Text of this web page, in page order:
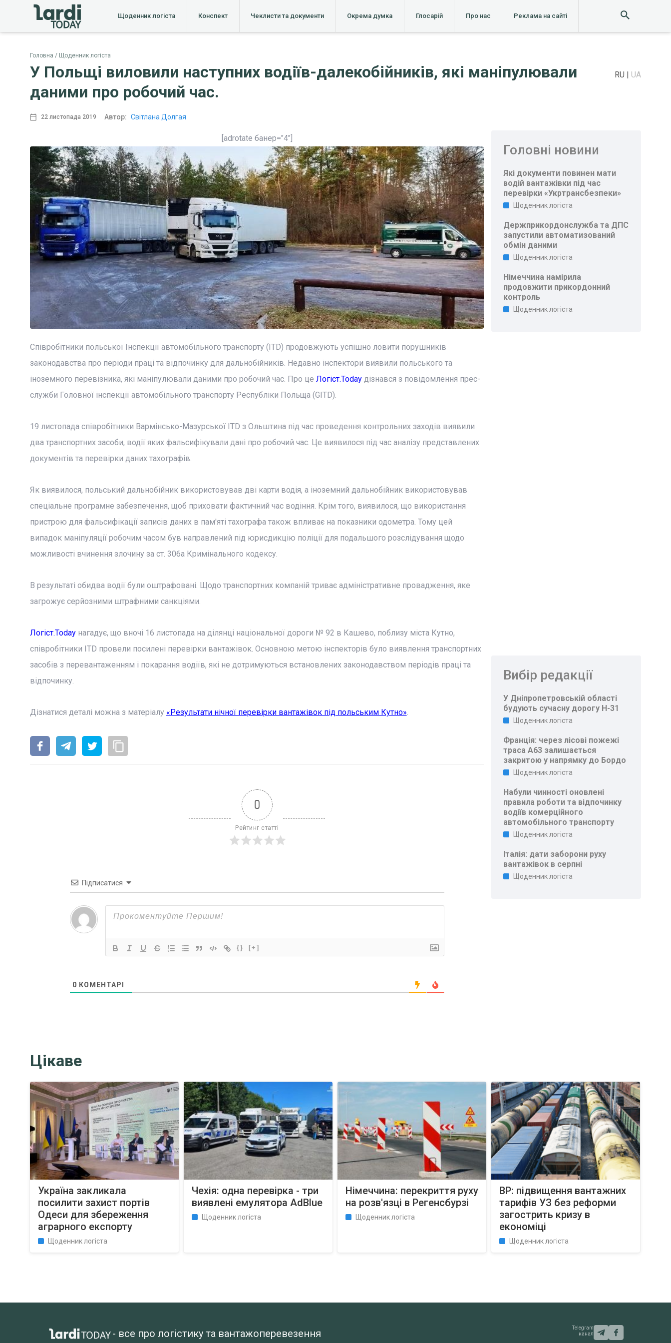
Щоденник логіста Конспект Чеклисти та документи Окрема думка Глосарій Про нас Реклама на сайті
Головна Щоденник логіста
У Польщі виловили наступних водіїв-далекобійників, які маніпулювали
даними про робочий час.
RU UA
22 листопада 2019 Автор: Світлана Долгая
[adrotate банер="4"]
Співробітники польської Інспекції автомобільного транспорту (ITD) продовжують успішно ловити порушників
законодавства про періоди праці та відпочинку для дальнобійників. Недавно інспектори виявили польського та
іноземного перевізника, які маніпулювали даними про робочий час. Про це Логіст.Todayдізнався з повідомлення прес-
служби Головної інспекції автомобільного транспорту Республіки Польща (GITD).
19 листопада співробітники Вармінсько-Мазурської ITD з Ольштина під час проведення контрольних заходів виявили
два транспортних засоби, водії яких фальсифікували дані про робочий час. Це виявилося під час аналізу представлених
документів та перевірки даних тахографів.
Як виявилося, польський дальнобійник використовував дві карти водія, а іноземний дальнобійник використовував
спеціальне програмне забезпечення, щоб приховати фактичний час водіння. Крім того, виявилося, що використання
пристрою для фальсифікації записів даних в пам'яті тахографа також впливає на показники одометра. Тому цей
випадок маніпуляції робочим часом був направлений під юрисдикцію поліції для подальшого розслідування щодо
можливості вчинення злочину за ст. 306а Кримінального кодексу.
В результаті обидва водії були оштрафовані. Щодо транспортних компаній триває адміністративне провадження, яке
загрожує серйозними штрафними санкціями.
Логіст.Todayнагадує, що вночі 16 листопада на ділянці національної дороги № 92 в Кашево, поблизу міста Кутно,
співробітники ITD провели посилені перевірки вантажівок. Основною метою інспекторів було виявлення транспортних
засобів з перевантаженням і покарання водіїв, які не дотримуються встановлених законодавством періодів праці та
відпочинку.
Дізнатися деталі можна з матеріалу «Результати нічної перевірки вантажівок під польським Кутно».
0
Рейтинг статті
Підписатися
{} [+]
0 КОМЕНТАРІ
Головні новини
Які документи повинен мати
водій вантажівки під час
перевірки «Укртрансбезпеки»
Щоденник логіста
Держприкордонслужба та ДПС
запустили автоматизований
обмін даними
Щоденник логіста
Німеччина намірила
продовжити прикордонний
контроль
Щоденник логіста
Вибір редакції
У Дніпропетровській області
будують сучасну дорогу Н-31
Щоденник логіста
Франція: через лісові пожежі
траса A63 залишається
закритою у напрямку до Бордо
Щоденник логіста
Набули чинності оновлені
правила роботи та відпочинку
водіїв комерційного
автомобільного транспорту
Щоденник логіста
Італія: дати заборони руху
вантажівок в серпні
Щоденник логіста
Цікаве
Україна закликала
посилити захист портів
Одеси для збереження
аграрного експорту
Щоденник логіста
Чехія: одна перевірка - три
виявлені емулятора AdBlue
Щоденник логіста
Німеччина: перекриття руху
на розв'язці в Регенсбурзі
Щоденник логіста
ВР: підвищення вантажних
тарифів УЗ без реформи
загострить кризу в
економіці
Щоденник логіста
- все про логістику та вантажоперевезення
Telegram
канал